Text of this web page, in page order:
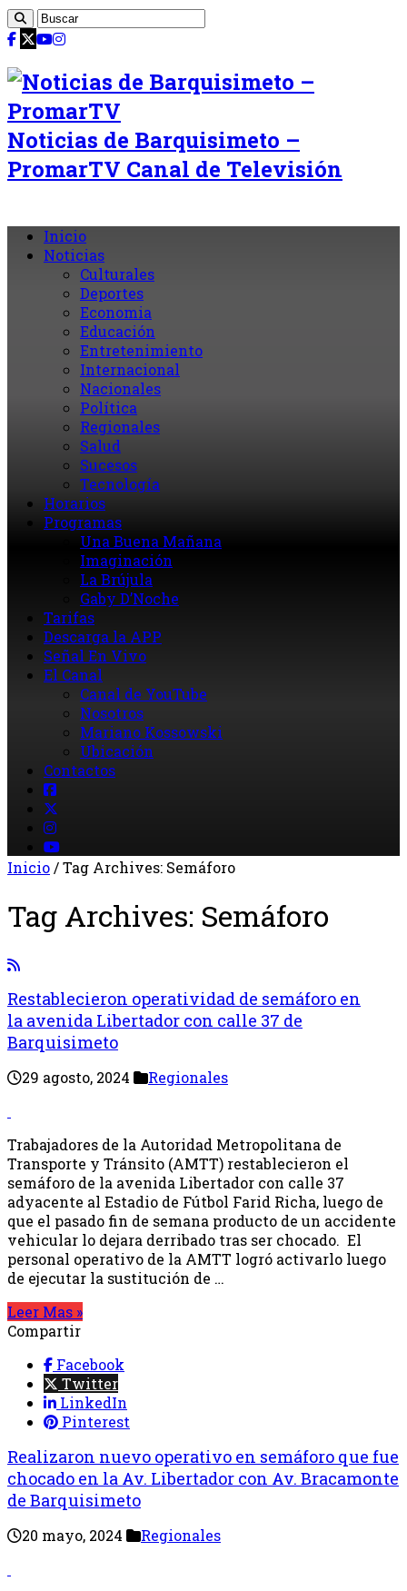
Noticias de Barquisimeto –
PromarTV Canal de Televisión
Inicio
Noticias
Culturales
Deportes
Economia
Educación
Entretenimiento
Internacional
Nacionales
Política
Regionales
Salud
Sucesos
Tecnología
Horarios
Programas
Una Buena Mañana
Imaginación
La Brújula
Gaby D’Noche
Tarifas
Descarga la APP
Señal En Vivo
El Canal
Canal de YouTube
Nosotros
Mariano Kossowski
Ubicación
Contactos
Inicio/Tag Archives: Semáforo
Tag Archives: Semáforo
Restablecieron operatividad de semáforo en
la avenida Libertador con calle 37 de
Barquisimeto
29 agosto, 2024 Regionales
Trabajadores de la Autoridad Metropolitana de
Transporte y Tránsito (AMTT) restablecieron el
semáforo de la avenida Libertador con calle 37
adyacente al Estadio de Fútbol Farid Richa, luego de
que el pasado fin de semana producto de un accidente
vehicular lo dejara derribado tras ser chocado. El
personal operativo de la AMTT logró activarlo luego
de ejecutar la sustitución de …
Leer Mas »
Compartir
Facebook
Twitter
LinkedIn
Pinterest
Realizaron nuevo operativo en semáforo que fue
chocado en la Av. Libertador con Av. Bracamonte
de Barquisimeto
20 mayo, 2024 Regionales